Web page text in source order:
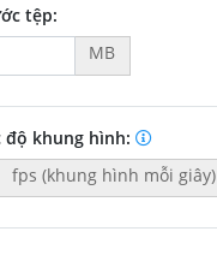
tệp:
MB
độ khung hình:
fps (khung hình mỗi giây)